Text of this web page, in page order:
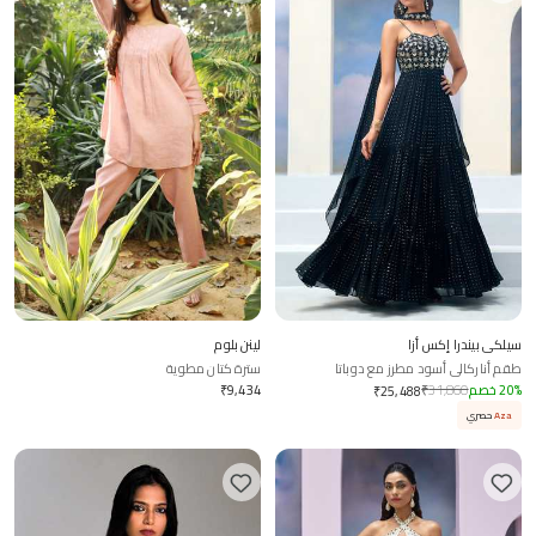
سيلكي بيندرا إكس أزا
طقم أناركالي أسود مطرز مع دوباتا
₹25,488₹31,860 20% خصم
Azaحصري
لينن بلوم
سترة كتان مطوية
₹9,434